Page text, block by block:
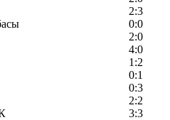
2:3
0:0
2:0
4:0
1:2
0:1
0:3
2:2
3:3